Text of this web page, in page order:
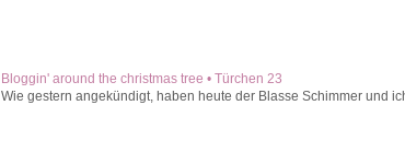
Bloggin' around the christmas tree • Türchen 23
Wie gestern angekündigt, haben heute der Blasse Schimmer und